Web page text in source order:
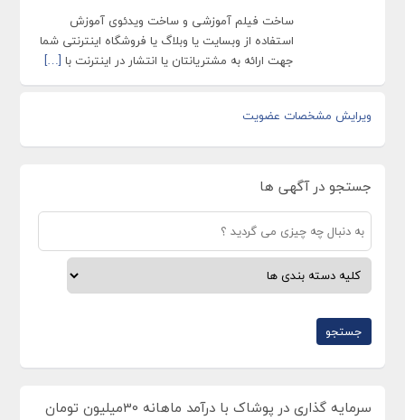
ساخت فیلم آموزشی و ساخت ویدئوی آموزش
استفاده از وبسایت یا وبلاگ یا فروشگاه اینترنتی شما
جهت ارائه به مشتریانتان یا انتشار در اینترنت با […]
ویرایش مشخصات عضویت
جستجو در آگهی ها
سرمایه گذاری در پوشاک با درآمد ماهانه 30میلیون تومان